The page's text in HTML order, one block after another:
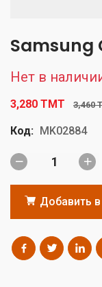
Samsung
Нет в
3,280 TMT 3,460
Код: MK02884
Добавить